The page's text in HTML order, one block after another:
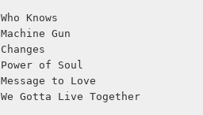
Who Knows
Machine Gun
Changes
Power of Soul
Message to Love
We Gotta Live Together